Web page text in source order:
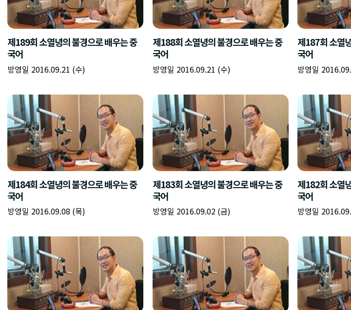
책
갈
피
입
력
이름
시간
구
간
반
복
입
력
이름
시작시간
종료시간
플
레
이
리
스
트
추
가
이름
주소
이미지
확인